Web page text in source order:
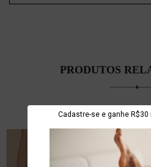
Cadastre-se e ganhe
PRODUTOS